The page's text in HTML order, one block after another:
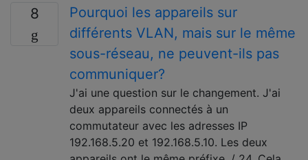
8
Pourquoi les appareils sur
différents VLAN, mais sur le même
sous-réseau, ne peuvent-ils pas
communiquer?
J'ai une question sur le changement. J'ai
deux appareils connectés à un
commutateur avec les adresses IP
192.168.5.20 et 192.168.5.10. Les deux